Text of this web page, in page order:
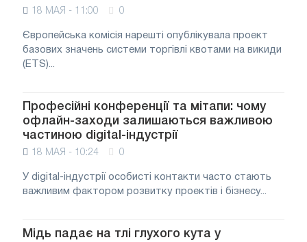
18 МАЯ - 11:00 0
Європейська комісія нарешті опублікувала проект
базових значень системи торгівлі квотами на викиди
(ETS)...
Професійні конференції та мітапи: чому
офлайн-заходи залишаються важливою
частиною digital-індустрії
18 МАЯ - 10:24 0
У digital-індустрії особисті контакти часто стають
важливим фактором розвитку проектів і бізнесу...
Мідь падає на тлі глухого кута у